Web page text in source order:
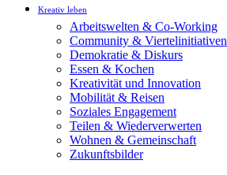
Kreativ leben
Arbeitswelten & Co-Working
Community & Viertelinitiativen
Demokratie & Diskurs
Essen & Kochen
Kreativität und Innovation
Mobilität & Reisen
Soziales Engagement
Teilen & Wiederverwerten
Wohnen & Gemeinschaft
Zukunftsbilder